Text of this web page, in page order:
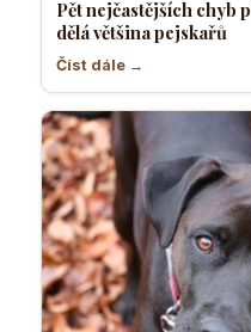
Pět nejčastějších chyb
dělá většina pejskařů
Číst dále →